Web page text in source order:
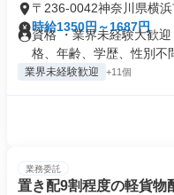
〒236-0042神奈川県横
時給1350円～1687円
資格 ・業界未経験大歓
格、年齢、学歴、性別不
業界未経験歓迎 +11個
業務委託
置き配9割程度の軽貨物